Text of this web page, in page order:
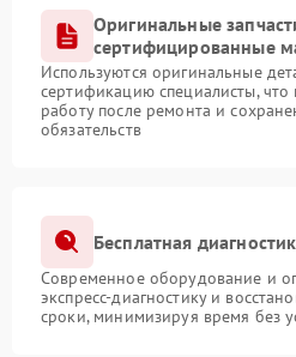
Оригинальные
сертифицированные
Используются оригинальные
сертификацию специалисты,
работу после ремонта и
обязательств
Бесплатная
Современное оборудование и
экспресс-диагностику и
сроки, минимизируя время без